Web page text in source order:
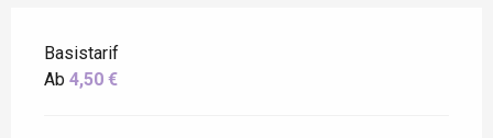
Basistarif
Ab 4,50 €